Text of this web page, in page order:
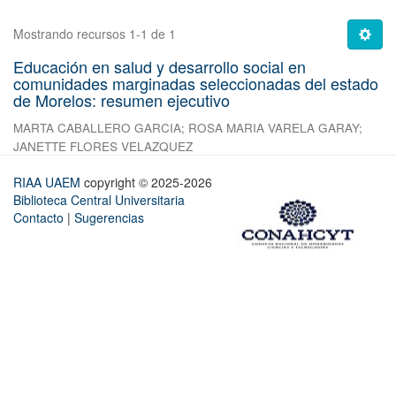
Mostrando recursos 1-1 de 1
Educación en salud y desarrollo social en
comunidades marginadas seleccionadas del estado
de Morelos: resumen ejecutivo
MARTA CABALLERO GARCIA; ROSA MARIA VARELA GARAY;
JANETTE FLORES VELAZQUEZ
RIAA UAEM copyright © 2025-2026
Biblioteca Central Universitaria
Contacto | Sugerencias